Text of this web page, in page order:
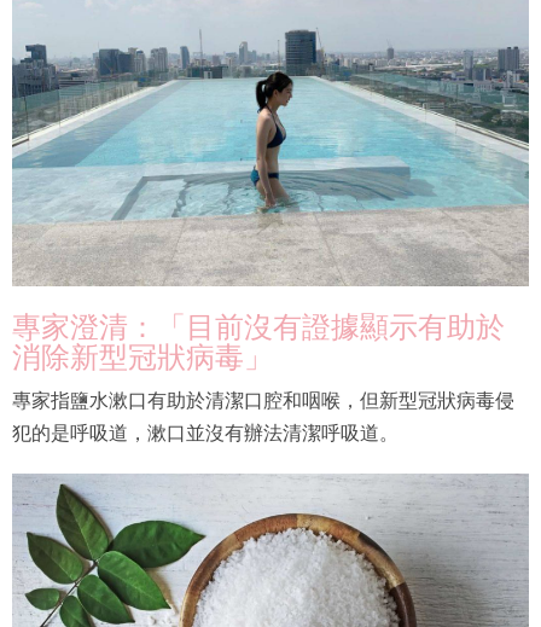
專家澄清：「目前沒有證據顯示有助於
消除新型冠狀病毒」
專家指鹽水漱口有助於清潔口腔和咽喉，但新型冠狀病毒侵
犯的是呼吸道，漱口並沒有辦法清潔呼吸道。